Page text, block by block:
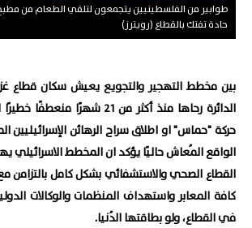
طوابير من الفلسطينيين يتجمعون لتلقي الطعام من
حادة تفتك بالقطاع (رويترز)
بين مخطط التهجير والتجويع يعيش سكان قطاع
الدائرة رحاها منذ أكثر من 21
حركة "حماس" او اطلاق سراح الرهائن الإسرائيليين
الواقع المُعاش حاليًا يؤكد ان المخطط
القطاع الصحي والاستشفائي بشكل كامل بالتزامن
كافة المعابر واستهداف المنظمات والوكالات
في القطاع، ولو بطاقتها الدُنيا.